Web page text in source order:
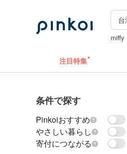
miffy
注目特集
条件で探す
Pinkoiおすすめ
やさしい暮らし
寄付につながる